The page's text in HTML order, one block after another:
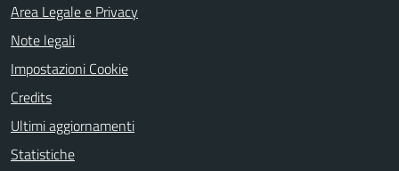
Area Legale e Privacy
Note legali
Impostazioni Cookie
Credits
Ultimi aggiornamenti
Statistiche